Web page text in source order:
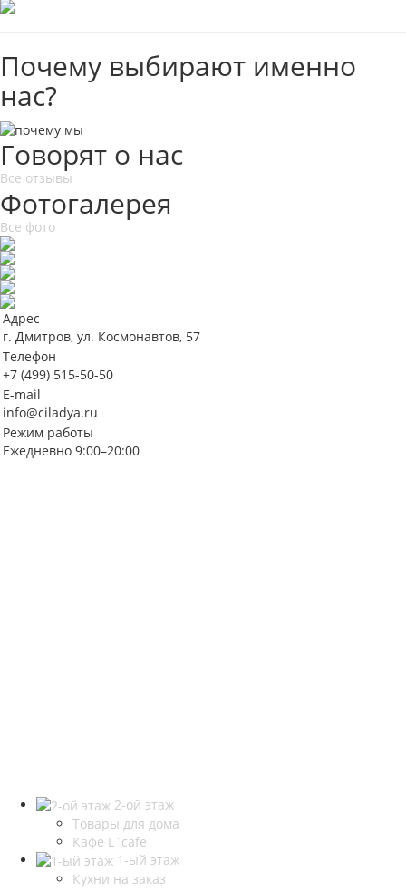
Почему выбирают именно
нас?
Говорят о нас
Все отзывы
Фотогалерея
Все фото
Адрес
г. Дмитров, ул. Космонавтов, 57
Телефон
+7 (499) 515-50-50
E-mail
info@ciladya.ru
Режим работы
Ежедневно 9:00–20:00
2-ой этаж
Товары для дома
Кафе L`cafe
1-ый этаж
Кухни на заказ